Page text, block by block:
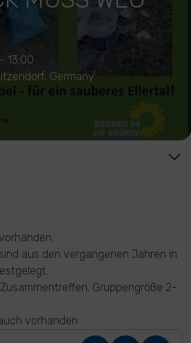
13:00
Germany
aus den vergangenen Jahren in
Gruppengröße 2-
vorhanden